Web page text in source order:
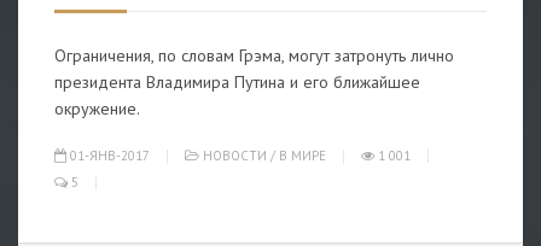
Ограничения, по словам Грэма, могут затронуть лично
президента Владимира Путина и его ближайшее
окружение.
01-ЯНВ-2017 НОВОСТИ / В МИРЕ
1 001
5